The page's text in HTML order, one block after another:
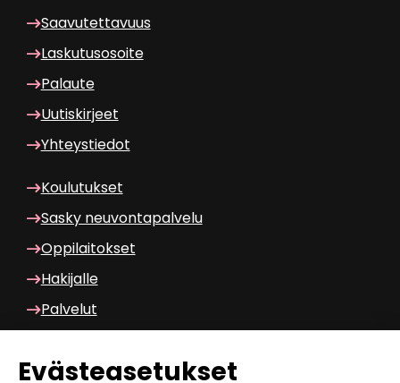
Saa­vu­tet­ta­vuus
Las­ku­tuso­soi­te
Pa­lau­te
Uu­tis­kir­jeet
Yh­teys­tie­dot
Kou­lu­tuk­set
Sasky neu­von­ta­pal­ve­lu
Op­pi­lai­tok­set
Ha­ki­jal­le
Pal­ve­lut
Eväs­tea­se­tuk­set